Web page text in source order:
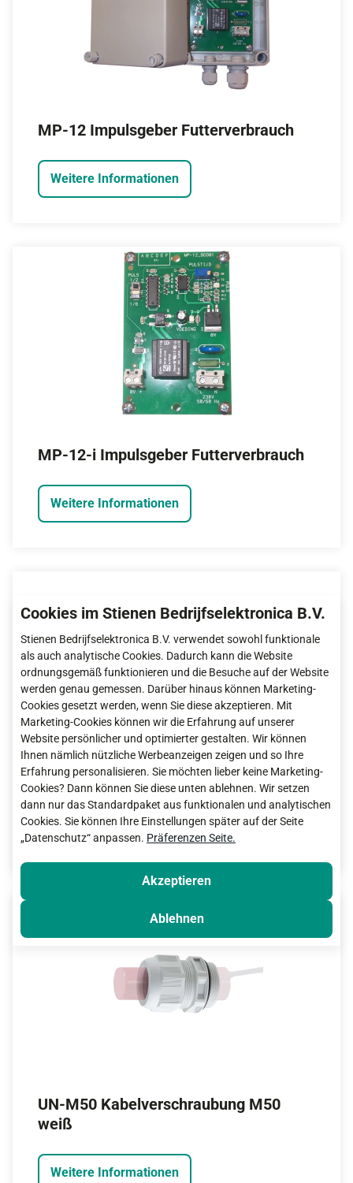
MP-12 Impulsgeber Futterverbrauch
Weitere Informationen
MP-12-i Impulsgeber Futterverbrauch
Weitere Informationen
Sensor 24 Vdc für Futterwaage
Weitere Informationen
UN-M50 Kabelverschraubung M50
weiß
Weitere Informationen
Cookies im Stienen Bedrijfselektronica B.V.
Stienen Bedrijfselektronica B.V. verwendet sowohl funktionale
als auch analytische Cookies. Dadurch kann die Website
ordnungsgemäß funktionieren und die Besuche auf der Website
werden genau gemessen. Darüber hinaus können Marketing-
Cookies gesetzt werden, wenn Sie diese akzeptieren. Mit
Marketing-Cookies können wir die Erfahrung auf unserer
Website persönlicher und optimierter gestalten. Wir können
Ihnen nämlich nützliche Werbeanzeigen zeigen und so Ihre
Erfahrung personalisieren. Sie möchten lieber keine Marketing-
Cookies? Dann können Sie diese unten ablehnen. Wir setzen
dann nur das Standardpaket aus funktionalen und analytischen
Cookies. Sie können Ihre Einstellungen später auf der Seite
„Datenschutz“ anpassen. Präferenzen Seite.
Akzeptieren
Ablehnen